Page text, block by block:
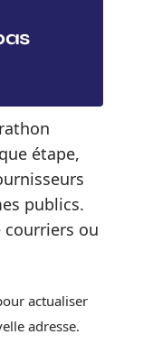
étape,
publics.
courriers ou
actualiser
adresse.